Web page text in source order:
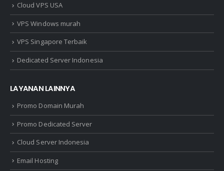
Cloud VPS USA
VPS Windows murah
VPS Singapore Terbaik
Dedicated Server Indonesia
LAYANAN LAINNYA
Promo Domain Murah
Promo Dedicated Server
Cloud Server Indonesia
Email Hosting